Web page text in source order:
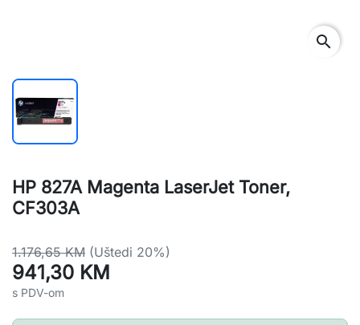
search
HP 827A Magenta LaserJet Toner,
CF303A
1.176,65 KM (Uštedi 20%)
941,30 KM
s PDV-om